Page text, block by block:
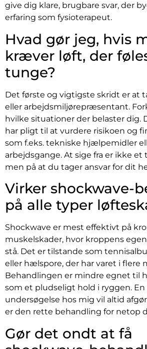
give dig klare, brugbare svar, der
erfaring som fysioterapeut.
Hvad gør jeg, hvis
kræver løft, der
tunge?
Det første og vigtigste skridt er at
eller arbejdsmiljørepræsentant.
hvilke situationer der belaster dig.
har pligt til at vurdere risikoen og
som f.eks. tekniske hjælpemidler
arbejdsgange. At sige fra er ikke et
men på at du tager ansvar for dit
Virker shockwave-
på alle typer
Shockwave er mest effektivt på
muskelskader, hvor kroppens
stå. Det er tilstande som
eller hælspore, der har varet i flere
Behandlingen er mindre egnet til
som et pludseligt hold i ryggen.
undersøgelse hos mig vil altid
er den rette behandling for netop
Gør det ondt at få